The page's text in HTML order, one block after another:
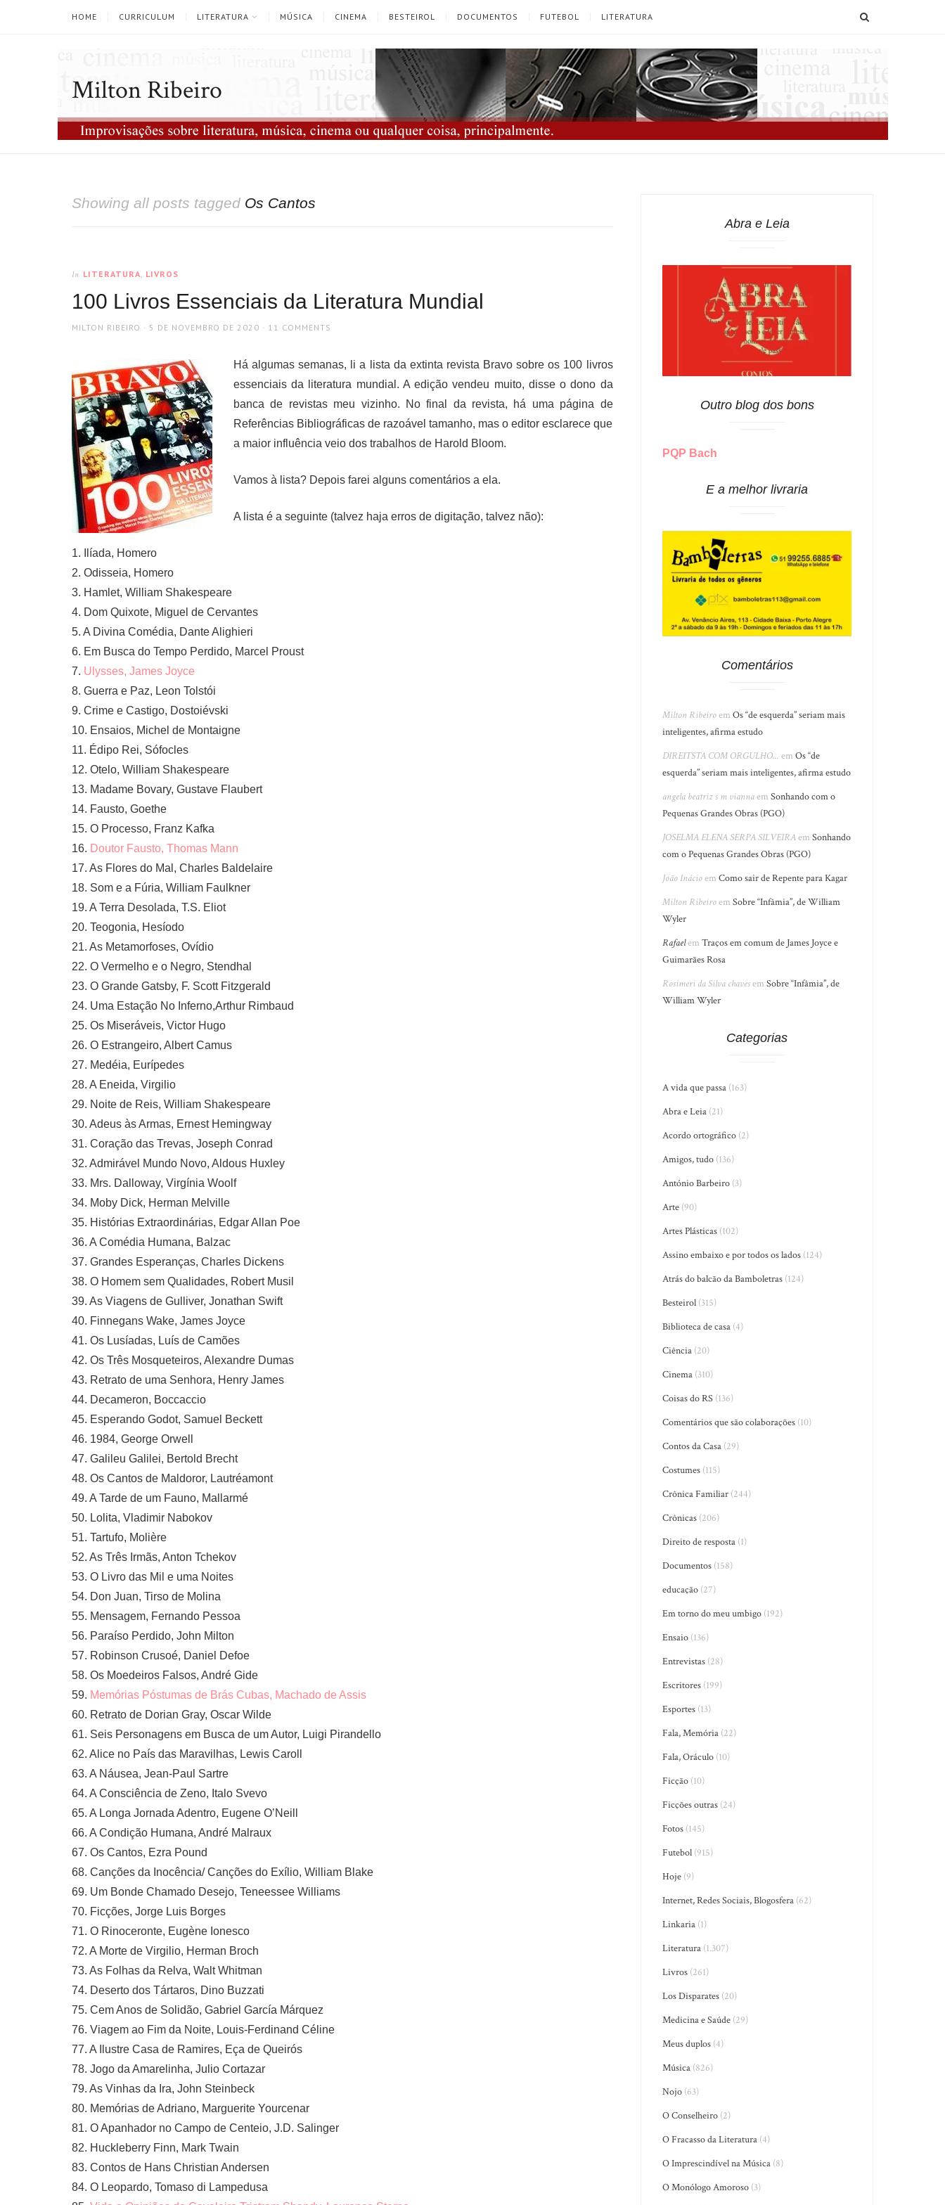
HOME CURRICULUM LITERATURA MÚSICA CINEMA BESTEIROL DOCUMENTOS FUTEBOL LITERATURA
Milton Ribeiro
Showing all posts tagged Os Cantos
In LITERATURA LIVROS
100 Livros Essenciais da Literatura Mundial
AUTHOR
MILTON RIBEIRO
POSTED
5 DE NOVEMBRO DE 2020 11 COMMENTS
Há algumas semanas, li a lista da extinta revista Bravo sobre os 100 livros
essenciais da literatura mundial. A edição vendeu muito, disse o dono da
banca de revistas meu vizinho. No final da revista, há uma página de
Referências Bibliográficas de razoável tamanho, mas o editor esclarece que
a maior influência veio dos trabalhos de Harold Bloom.
Vamos à lista? Depois farei alguns comentários a ela.
A lista é a seguinte (talvez haja erros de digitação, talvez não):
1. Ilíada, Homero
2. Odisseia, Homero
3. Hamlet, William Shakespeare
4. Dom Quixote, Miguel de Cervantes
5. A Divina Comédia, Dante Alighieri
6. Em Busca do Tempo Perdido, Marcel Proust
7. Ulysses, James Joyce
8. Guerra e Paz, Leon Tolstói
9. Crime e Castigo, Dostoiévski
10. Ensaios, Michel de Montaigne
11. Édipo Rei, Sófocles
12. Otelo, William Shakespeare
13. Madame Bovary, Gustave Flaubert
14. Fausto, Goethe
15. O Processo, Franz Kafka
16. Doutor Fausto, Thomas Mann
17. As Flores do Mal, Charles Baldelaire
18. Som e a Fúria, William Faulkner
19. A Terra Desolada, T.S. Eliot
20. Teogonia, Hesíodo
21. As Metamorfoses, Ovídio
22. O Vermelho e o Negro, Stendhal
23. O Grande Gatsby, F. Scott Fitzgerald
24. Uma Estação No Inferno,Arthur Rimbaud
25. Os Miseráveis, Victor Hugo
26. O Estrangeiro, Albert Camus
27. Medéia, Eurípedes
28. A Eneida, Virgilio
29. Noite de Reis, William Shakespeare
30. Adeus às Armas, Ernest Hemingway
31. Coração das Trevas, Joseph Conrad
32. Admirável Mundo Novo, Aldous Huxley
33. Mrs. Dalloway, Virgínia Woolf
34. Moby Dick, Herman Melville
35. Histórias Extraordinárias, Edgar Allan Poe
36. A Comédia Humana, Balzac
37. Grandes Esperanças, Charles Dickens
38. O Homem sem Qualidades, Robert Musil
39. As Viagens de Gulliver, Jonathan Swift
40. Finnegans Wake, James Joyce
41. Os Lusíadas, Luís de Camões
42. Os Três Mosqueteiros, Alexandre Dumas
43. Retrato de uma Senhora, Henry James
44. Decameron, Boccaccio
45. Esperando Godot, Samuel Beckett
46. 1984, George Orwell
47. Galileu Galilei, Bertold Brecht
48. Os Cantos de Maldoror, Lautréamont
49. A Tarde de um Fauno, Mallarmé
50. Lolita, Vladimir Nabokov
51. Tartufo, Molière
52. As Três Irmãs, Anton Tchekov
53. O Livro das Mil e uma Noites
54. Don Juan, Tirso de Molina
55. Mensagem, Fernando Pessoa
56. Paraíso Perdido, John Milton
57. Robinson Crusoé, Daniel Defoe
58. Os Moedeiros Falsos, André Gide
59. Memórias Póstumas de Brás Cubas, Machado de Assis
60. Retrato de Dorian Gray, Oscar Wilde
61. Seis Personagens em Busca de um Autor, Luigi Pirandello
62. Alice no País das Maravilhas, Lewis Caroll
63. A Náusea, Jean-Paul Sartre
64. A Consciência de Zeno, Italo Svevo
65. A Longa Jornada Adentro, Eugene O’Neill
66. A Condição Humana, André Malraux
67. Os Cantos, Ezra Pound
68. Canções da Inocência/ Canções do Exílio, William Blake
69. Um Bonde Chamado Desejo, Teneessee Williams
70. Ficções, Jorge Luis Borges
71. O Rinoceronte, Eugène Ionesco
72. A Morte de Virgilio, Herman Broch
73. As Folhas da Relva, Walt Whitman
74. Deserto dos Tártaros, Dino Buzzati
75. Cem Anos de Solidão, Gabriel García Márquez
76. Viagem ao Fim da Noite, Louis-Ferdinand Céline
77. A Ilustre Casa de Ramires, Eça de Queirós
78. Jogo da Amarelinha, Julio Cortazar
79. As Vinhas da Ira, John Steinbeck
80. Memórias de Adriano, Marguerite Yourcenar
81. O Apanhador no Campo de Centeio, J.D. Salinger
82. Huckleberry Finn, Mark Twain
83. Contos de Hans Christian Andersen
84. O Leopardo, Tomaso di Lampedusa
Abra e Leia
Outro blog dos bons
PQP Bach
E a melhor livraria
Comentários
Milton RibeiroemOs “de esquerda” seriam mais
inteligentes, afirma estudo
DIREITSTA COM ORGULHO... emOs “de
esquerda” seriam mais inteligentes, afirma estudo
angela beatriz s m viannaemSonhando com o
Pequenas Grandes Obras (PGO)
JOSELMA ELENA SERPA SILVEIRAemSonhando
com o Pequenas Grandes Obras (PGO)
João InácioemComo sair de Repente para Kagar
Milton RibeiroemSobre “Infâmia”, de William
Wyler
RafaelemTraços em comum de James Joyce e
Guimarães Rosa
Rosimeri da Silva chavesemSobre “Infâmia”, de
William Wyler
Categorias
A vida que passa (163)
Abra e Leia (21)
Acordo ortográfico (2)
Amigos, tudo (136)
António Barbeiro (3)
Arte (90)
Artes Plásticas (102)
Assino embaixo e por todos os lados (124)
Atrás do balcão da Bamboletras (124)
Besteirol (315)
Biblioteca de casa (4)
Ciência (20)
Cinema (310)
Coisas do RS (136)
Comentários que são colaborações (10)
Contos da Casa (29)
Costumes (115)
Crônica Familiar (244)
Crônicas (206)
Direito de resposta (1)
Documentos (158)
educação (27)
Em torno do meu umbigo (192)
Ensaio (136)
Entrevistas (28)
Escritores (199)
Esportes (13)
Fala, Memória (22)
Fala, Oráculo (10)
Ficção (10)
Ficções outras (24)
Fotos (145)
Futebol (915)
Hoje (9)
Internet, Redes Sociais, Blogosfera (62)
Linkaria (1)
Literatura (1.307)
Livros (261)
Los Disparates (20)
Medicina e Saúde (29)
Meus duplos (4)
Música (826)
Nojo (63)
O Conselheiro (2)
O Fracasso da Literatura (4)
O Imprescindível na Música (8)
O Monólogo Amoroso (3)